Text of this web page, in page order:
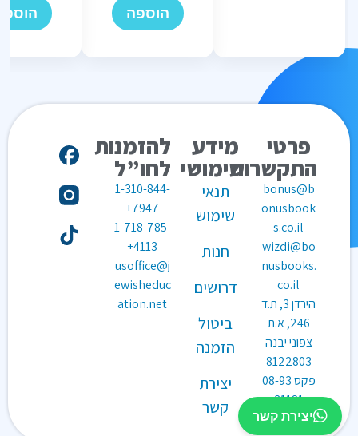
הוספה
פרטי
התקשרות
bonus@b
onusbook
s.co.il
wizdi@bo
nusbooks.
co.il
הירדן 3, ת.ד
246, א.ת
צפוני יבנה
8122803
פקס08-93
31181
מידע
שימושי
תנאי
שימוש
חנות
דרושים
ביטול
הזמנה
יצירת
קשר
להזמנות
לחו”ל
1-310-844-
7947+
1-718-785-
4113+
usoffice@j
ewisheduc
ation.net
יצירת קשר